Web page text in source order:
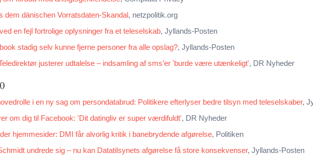
dem dänischen Vorratsdaten-Skandal, netzpolitik.org
en fejl fortrolige oplysninger fra et teleselskab, Jyllands-Posten
stadig selv kunne fjerne personer fra alle opslag?, Jyllands-Posten
justerer udtalelse – indsamling af sms’er 'burde være utænkeligt', DR Nyheder
i en ny sag om persondatabrud: Politikere efterlyser bedre tilsyn med teleselskaber,
om dig til Facebook: 'Dit datingliv er super værdifuldt', DR Nyheder
hjemmesider: DMI får alvorlig kritik i banebrydende afgørelse, Politiken
undrede sig – nu kan Datatilsynets afgørelse få store konsekvenser, Jyllands-Posten